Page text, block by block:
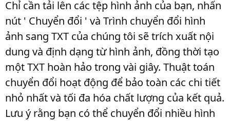
Chỉ cần tải lên các tệp hình ảnh của bạn, nhấn
nút ' Chuyển đổi ' và Trình chuyển đổi hình
ảnh sang TXT của chúng tôi sẽ trích xuất nội
dung và định dạng từ hình ảnh, đồng thời tạo
một TXT hoàn hảo trong vài giây. Thuật toán
chuyển đổi hoạt động để bảo toàn các chi tiết
nhỏ nhất và tối đa hóa chất lượng của kết quả.
Lưu ý rằng bạn có thể chuyển đổi nhiều hình